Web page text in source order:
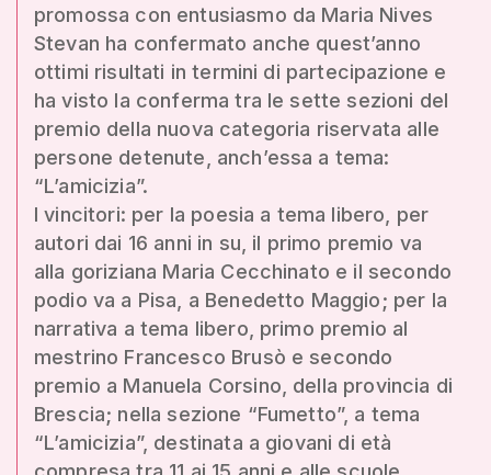
promossa con entusiasmo da Maria Nives
Stevan ha confermato anche quest’anno
ottimi risultati in termini di partecipazione e
ha visto la conferma tra le sette sezioni del
premio della nuova categoria riservata alle
persone detenute, anch’essa a tema:
“L’amicizia”.
I vincitori: per la poesia a tema libero, per
autori dai 16 anni in su, il primo premio va
alla goriziana Maria Cecchinato e il secondo
podio va a Pisa, a Benedetto Maggio; per la
narrativa a tema libero, primo premio al
mestrino Francesco Brusò e secondo
premio a Manuela Corsino, della provincia di
Brescia; nella sezione “Fumetto”, a tema
“L’amicizia”, destinata a giovani di età